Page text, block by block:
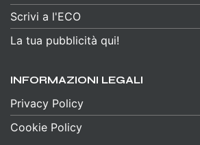
Scrivi a l'ECO
La tua pubblicità qui!
INFORMAZIONI LEGALI
Privacy Policy
Cookie Policy